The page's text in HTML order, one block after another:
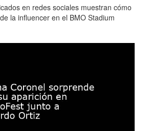
en redes sociales muestran cómo
la influencer en el BMO Stadium